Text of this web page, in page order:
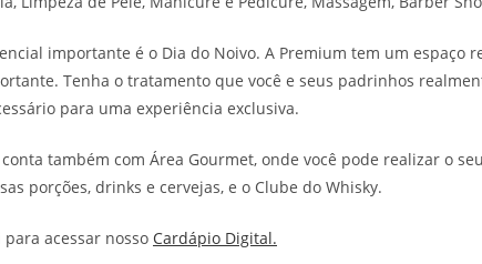
importante é o Dia do Noivo. A Premium tem um espaço
Tenha o tratamento que você e seus padrinhos
para uma experiência exclusiva.
também com Área Gourmet, onde você pode realizar o
porções, drinks e cervejas, e o Clube do Whisky.
acessar nosso Cardápio Digital.